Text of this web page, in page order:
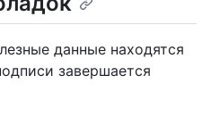
данные находятся
завершается